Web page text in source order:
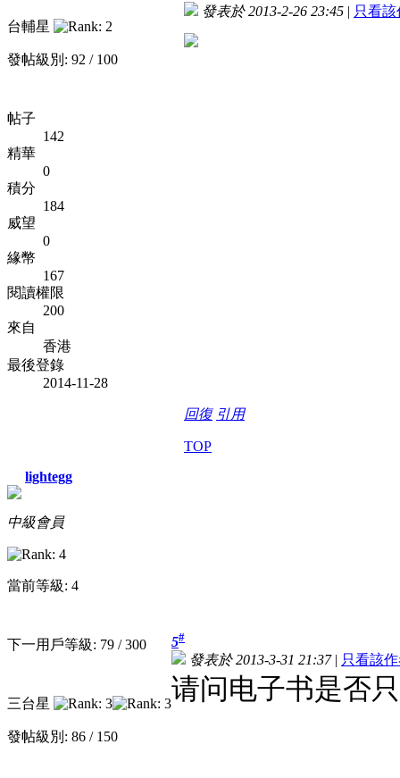
台輔星
發帖級別: 92 / 100
帖子
142
精華
0
積分
184
威望
0
緣幣
167
閱讀權限
200
來自
香港
最後登錄
2014-11-28
發表於 2013-2-26 23:45 | 只看該
回復 引用
TOP
lightegg
中級會員
當前等級: 4
下一用戶等級: 79 / 300
三台星
發帖級別: 86 / 150
5#
發表於 2013-3-31 21:37| 只看該
请问电子书是否